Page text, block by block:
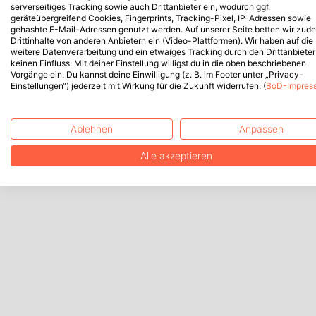
serverseitiges Tracking sowie auch Drittanbieter ein, wodurch ggf.
geräteübergreifend Cookies, Fingerprints, Tracking-Pixel, IP-Adressen sowie
gehashte E-Mail-Adressen genutzt werden. Auf unserer Seite betten wir
Drittinhalte von anderen Anbietern ein (Video-Plattformen). Wir haben auf die
weitere Datenverarbeitung und ein etwaiges Tracking durch den Drittanbieter
keinen Einfluss. Mit deiner Einstellung willigst du in die oben beschriebenen
Vorgänge ein. Du kannst deine Einwilligung (z. B. im Footer unter „Privacy-
Einstellungen“) jederzeit mit Wirkung für die Zukunft widerrufen. (BoD-
Ablehnen Anpassen
Alle akzeptieren